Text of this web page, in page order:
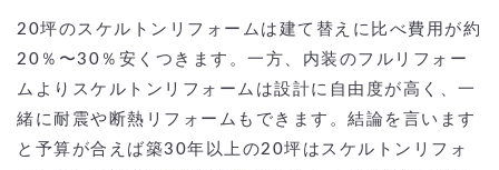
20坪のスケルトンリフォームは建て替えに比べ費用が約
20％〜30％安くつきます。一方、内装のフルリフォー
ムよりスケルトンリフォームは設計に自由度が高く、一
緒に耐震や断熱リフォームもできます。結論を言います
と予算が合えば築30年以上の20坪はスケルトンリフォ